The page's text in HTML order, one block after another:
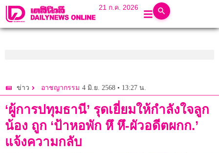
21 ก.ค. 2026
ข่าว อาชญากรรม 4 มิ.ย. 2568 • 13:27 น.
‘ผู้การปทุมธานี’ รุดเยี่ยมให้กำลังใจลูก
น้อง ถูก ‘ป้าหอพัก หึ หึ-ผัวอดีตผกก.’
แจ้งความกลับ